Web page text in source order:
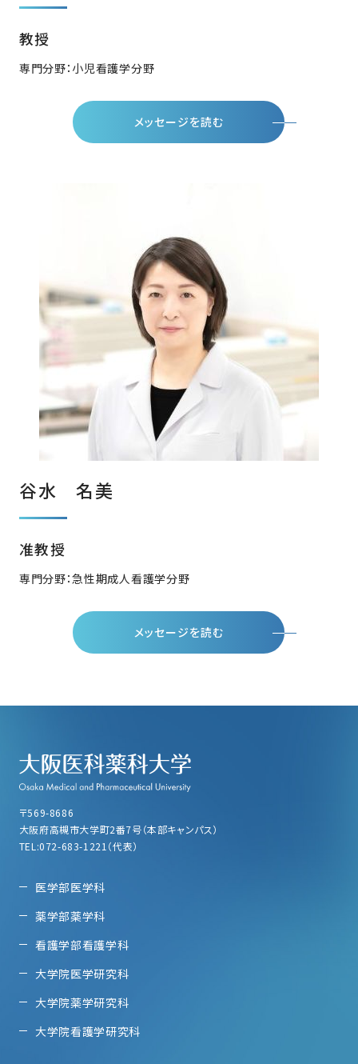
教授
専門分野：小児看護学分野
メッセージを読む
谷水 名美
准教授
専門分野：急性期成人看護学分野
メッセージを読む
〒569-8686
大阪府高槻市大学町2番7号（本部キャンパス）
TEL:072-683-1221（代表）
医学部医学科
薬学部薬学科
看護学部看護学科
大学院医学研究科
大学院薬学研究科
大学院看護学研究科